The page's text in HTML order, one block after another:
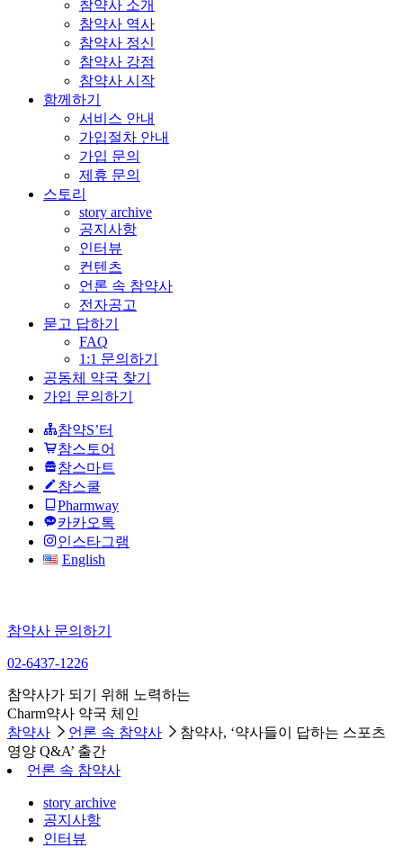
참약사 소개
참약사 역사
참약사 정신
참약사 강점
참약사 시작
함께하기
서비스 안내
가입절차 안내
가입 문의
제휴 문의
스토리
story archive
공지사항
인터뷰
컨텐츠
언론 속 참약사
전자공고
묻고 답하기
FAQ
1:1 문의하기
공동체 약국 찾기
가입 문의하기
참약S’터
참스토어
참스마트
참스쿨
Pharmway
카카오톡
인스타그램
English
참약사 문의하기
02-6437-1226
참약사가 되기 위해 노력하는
Charm약사 약국 체인
참약사
언론 속 참약사
참약사, ‘약사들이 답하는 스포츠
영양 Q&A’ 출간
언론 속 참약사
story archive
공지사항
인터뷰